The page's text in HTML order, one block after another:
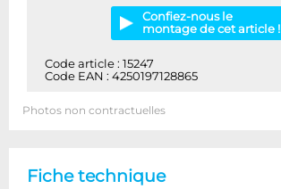
Confiez-nous le
montage de cet article !
Code article : 15247
Code EAN : 4250197128865
Photos non contractuelles
Fiche technique